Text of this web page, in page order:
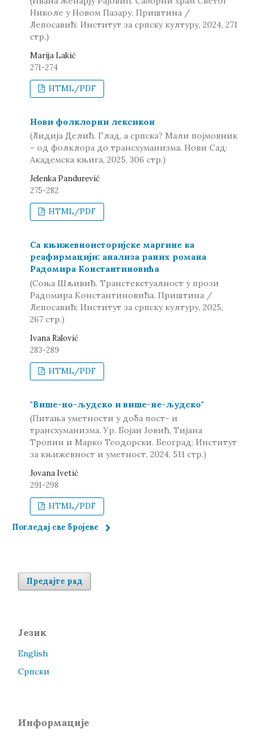
Николе у Новом Пазару. Приштина /
Лепосавић: Институт за српску културу, 2024, 271
стр.)
Marija Lakić
271-274
HTML/PDF
Нови фолклорни лексикон
(Лидија Делић. Глад, а српска? Мали појмовник
– од фолклора до трансхуманизма. Нови Сад:
Академска књига, 2025, 306 стр.)
Jelenka Pandurević
275-282
HTML/PDF
Са књижевноисторијске маргине ка
реафирмацији: анализа раних романа
Радомира Константиновића
(Соња Шљивић. Транстекстуалност у прози
Радомира Константиновића. Приштина /
Лепосавић: Институт за српску културу, 2025,
267 стр.)
Ivana Ralović
283-289
HTML/PDF
"Више-но-људско и више-не-људско"
(Питања уметности у доба пост- и
трансхуманизма. Ур. Бојан Јовић, Тијана
Тропин и Марко Теодорски. Београд: Институт
за књижевност и уметност, 2024, 511 стр.)
Jovana Ivetić
291-298
HTML/PDF
Погледај све бројеве
Предајте рад
Језик
English
Cрпски
Информације